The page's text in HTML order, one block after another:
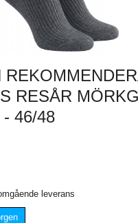
RESÅR
46/48
leverans